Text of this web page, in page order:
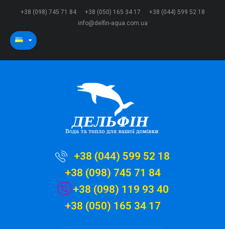
+38 (098) 745 71 84 +38 (050) 165 34 17
+38 (044) 599 52 18
info@delfin-aqua.com.ua
+38 (044) 599 52 18
+38 (098) 745 71 84
+38 (098) 119 93 40
+38 (050) 165 34 17